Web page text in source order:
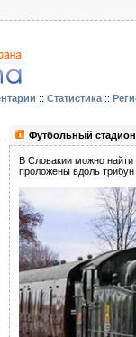
:: Статистика ::
Футбольный
В Словакии можно найти
проложены вдоль